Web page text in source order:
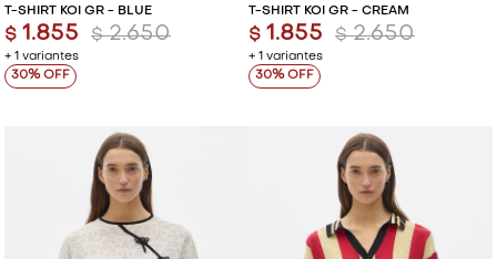
T-SHIRT KOI GR - BLUE
+ 1 variantes
$ 1.855 $ 2.650
30
T-SHIRT KOI GR - CREAM
+ 1 variantes
$ 1.855 $ 2.650
30